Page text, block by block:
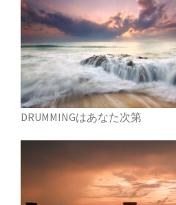
DRUMMINGはあなた次第